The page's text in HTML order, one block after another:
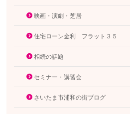
映画・演劇・芝居
住宅ローン金利 フラット３５
相続の話題
セミナー・講習会
さいたま市浦和の街ブログ